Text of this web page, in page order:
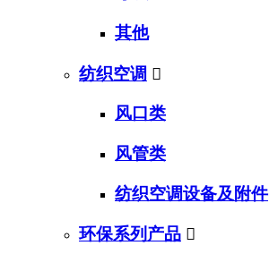
其他
纺织空调 
风口类
风管类
纺织空调设备及附件
环保系列产品 